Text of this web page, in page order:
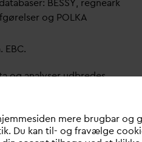
databaser: BESSY, regneark
og POLKA
EBC.
og analyser udbredes
og lettilgængelig
mere brugbar og
Du kan til- og fravælge